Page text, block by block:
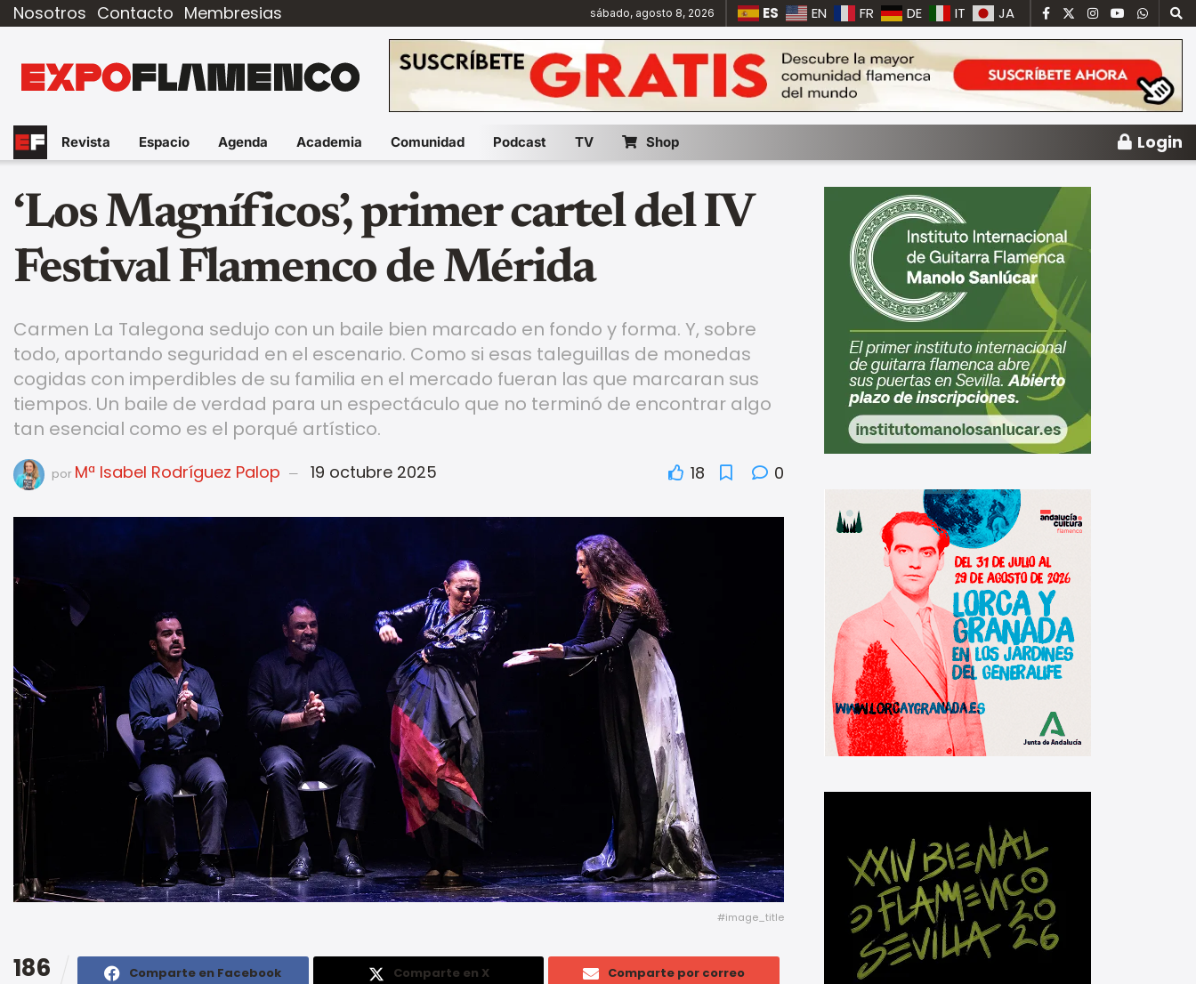
Nosotros Contacto Membresias sábado, agosto 8, 2026 ES EN FR DE IT JA
Revista Espacio Agenda Academia Comunidad Podcast TV Shop Login
‘Los Magníficos’, primer cartel del IV
Festival Flamenco de Mérida
Carmen La Talegona sedujo con un baile bien marcado en fondo y forma. Y, sobre
todo, aportando seguridad en el escenario. Como si esas taleguillas de monedas
cogidas con imperdibles de su familia en el mercado fueran las que marcaran sus
tiempos. Un baile de verdad para un espectáculo que no terminó de encontrar algo
tan esencial como es el porqué artístico.
por Mª Isabel Rodríguez Palop 19 octubre 2025 18 0
#image_title
186 Comparte en Facebook Comparte en X Comparte por correo